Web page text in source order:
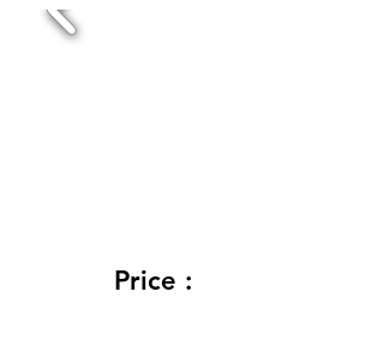
Price :